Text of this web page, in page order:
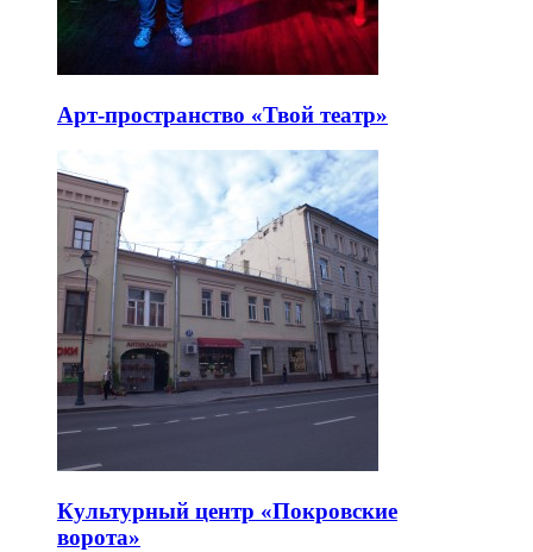
Арт-пространство «Твой театр»
Культурный центр «Покровские
ворота»